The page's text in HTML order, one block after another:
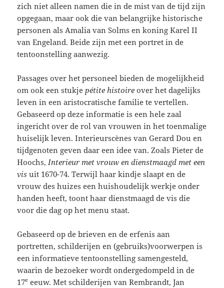
zich niet alleen namen die in de mist van de tijd zijn
opgegaan, maar ook die van belangrijke historische
personen als Amalia van Solms en koning Karel II
van Engeland. Beide zijn met een portret in de
tentoonstelling aanwezig.
Passages over het personeel bieden de mogelijkheid
om ook een stukje pétite histoire over het dagelijks
leven in een aristocratische familie te vertellen.
Gebaseerd op deze informatie is een hele zaal
ingericht over de rol van vrouwen in het toenmalige
huiselijk leven. Interieurscènes van Gerard Dou en
tijdgenoten geven daar een idee van. Zoals Pieter de
Hoochs, Interieur met vrouw en dienstmaagd met een
vis uit 1670-74. Terwijl haar kindje slaapt en de
vrouw des huizes een huishoudelijk werkje onder
handen heeft, toont haar dienstmaagd de vis die
voor die dag op het menu staat.
Gebaseerd op de brieven en de erfenis aan
portretten, schilderijen en (gebruiks)voorwerpen is
een informatieve tentoonstelling samengesteld,
waarin de bezoeker wordt ondergedompeld in de
17e eeuw. Met schilderijen van Rembrandt, Jan